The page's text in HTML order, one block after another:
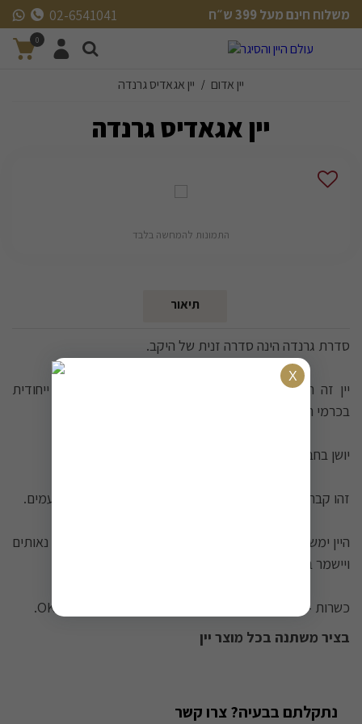
משלוח חינם מעל 399 ש״ח
משלוח חינם מעל 399 ש״ח
02-6541041
0
יין אדום / יין אגאדיס גרנדה
יין אגאדיס גרנדה
התמונות להמחשה בלבד
תיאור
סדרת גרנדה הינה סדרה זנית של היקב.
יין זה הופק מענבי קברנה סוביניון אשר נבצרו מחלקה ייחודית
בכרמי הגולן והגליל העליון.
יושן בחביות עץ אלון צרפתי למשך 16 חודשים.
זהו קברנה סוביניון קלאסי בעל גוף מלא, מרוכז ועשיר בטעמים.
היין ימשיך להשתבח בבקבוק בשנים הקרובות בתנאי אחסון נאותים
ויישמר במיטבו כעשור.
כשרות - הרב רובין / בד''צ בית יוסף / רבנות מטה יהודה / OK.
בציר משתנה בכל מוצר יין
נתקלתם בבעיה? צרו קשר